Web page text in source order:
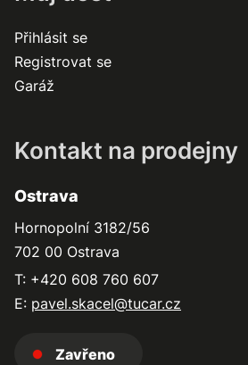
Přihlásit se
Registrovat se
Garáž
Kontakt na prodejny
Ostrava
Hornopolní 3182/56
702 00 Ostrava
T: +420 608 760 607
E: pavel.skacel@tucar.cz
Zavřeno